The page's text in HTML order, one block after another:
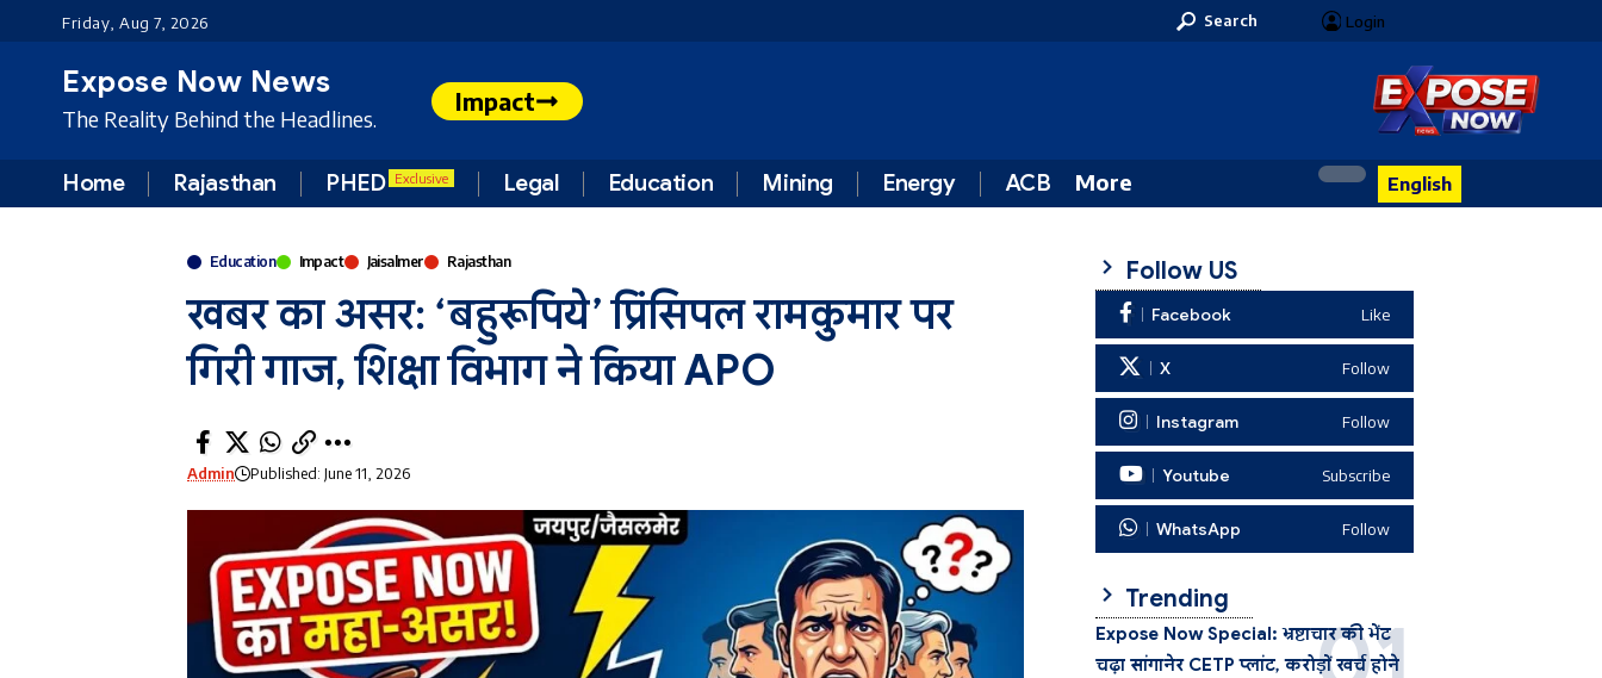
Friday, Aug 7, 2026 Search Login
Expose Now News
The Reality Behind the Headlines.
Impact
Home Rajasthan PHED Exclusive Legal Education Mining Energy ACB More English
Education Impact Jaisalmer Rajasthan
खबर का असर: ‘बहुरूपिये’ प्रिंसिपल रामकुमार पर
गिरी गाज, शिक्षा विभाग ने किया APO
Admin Published: June 11, 2026
Follow US
Facebook Like
X Follow
Instagram Follow
Youtube Subscribe
WhatsApp Follow
Trending
Expose Now Special: भ्रष्टाचार की भेंट
चढ़ा सांगानेर CETP प्लांट, करोड़ों खर्च होने